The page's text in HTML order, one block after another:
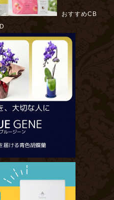
おすすめCB
D